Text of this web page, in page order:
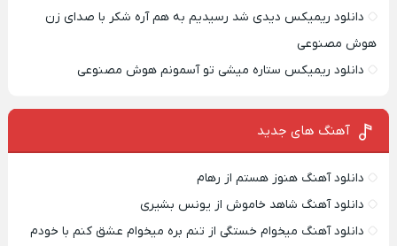
دانلود ریمیکس دیدی شد رسیدیم به هم آره شکر با صدای زن
هوش مصنوعی
دانلود ریمیکس ستاره میشی تو آسمونم هوش مصنوعی
آهنگ های جدید
دانلود آهنگ هنوز هستم از رهام
دانلود آهنگ شاهد خاموش از یونس بشیری
دانلود آهنگ میخوام خستگی از تنم بره میخوام عشق کنم با خودم